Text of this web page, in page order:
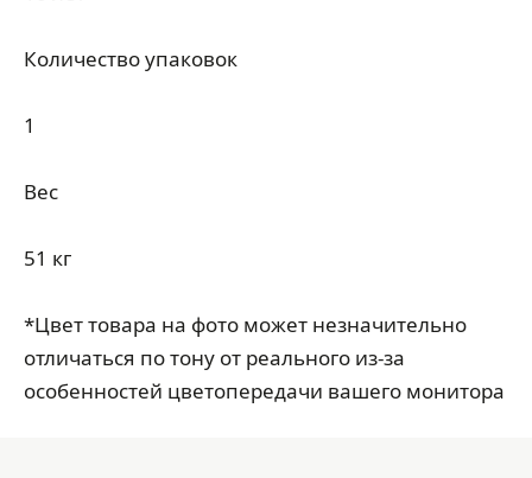
Количество упаковок
1
Вес
51 кг
*Цвет товара на фото может незначительно
отличаться по тону от реального из-за
особенностей цветопередачи вашего монитора